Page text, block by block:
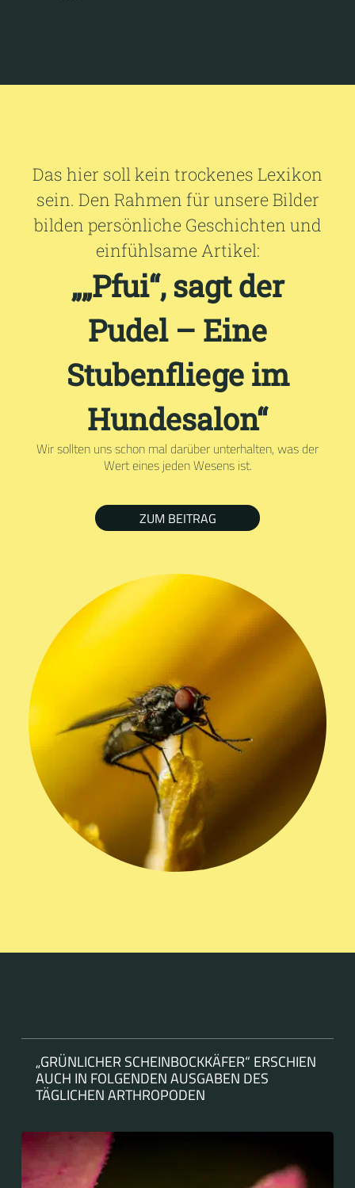
Das hier soll kein trockenes Lexikon
sein. Den Rahmen für unsere Bilder
bilden persönliche Geschichten und
einfühlsame Artikel:
„„Pfui“, sagt der
Pudel – Eine
Stubenfliege im
Hundesalon“
Wir sollten uns schon mal darüber unterhalten, was der
Wert eines jeden Wesens ist.
ZUM BEITRAG
„GRÜNLICHER SCHEINBOCKKÄFER“ ERSCHIEN
AUCH IN FOLGENDEN AUSGABEN DES
TÄGLICHEN ARTHROPODEN